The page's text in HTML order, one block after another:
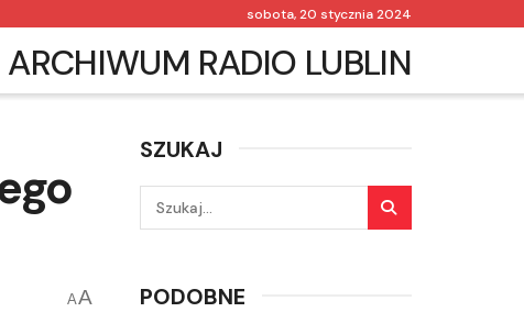
sobota, 20 stycznia 2024
ARCHIWUM RADIO LUBLIN
AA
SZUKAJ
PODOBNE